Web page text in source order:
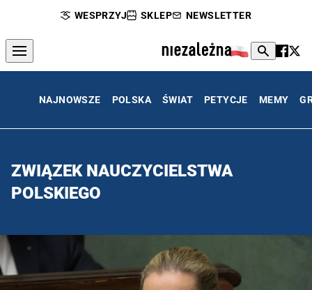
WESPRZYJ SKLEP NEWSLETTER
NAJNOWSZE POLSKA ŚWIAT PETYCJE MEMY
ZWIĄZEK NAUCZYCIELSTWA
POLSKIEGO